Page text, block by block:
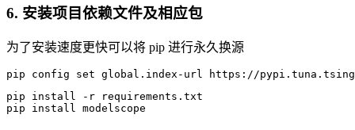
6. 安装项目依赖文件及相应包
为了安装速度更快可以将 pip 进行永久换源
pip config set global .index-url https: //
pip install -r requirements.txt
pip install